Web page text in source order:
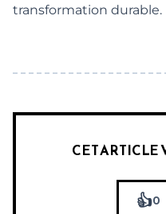
transformation durable.
CET ARTICLE
👍0